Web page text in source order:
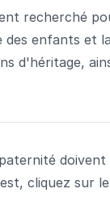
recherché
des enfants et
d'héritage,
cliquez sur